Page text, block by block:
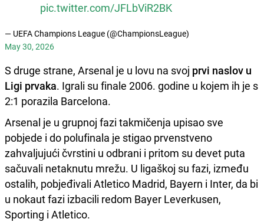
pic.twitter.com/JFLbViR2BK
— UEFA Champions League (@ChampionsLeague)
May 30, 2026
S druge strane, Arsenal je u lovu na svoj prvi naslov u
Ligi prvaka. Igrali su finale 2006. godine u kojem ih je s
2:1 porazila Barcelona.
Arsenal je u grupnoj fazi takmičenja upisao sve
pobjede i do polufinala je stigao prvenstveno
zahvaljujući čvrstini u odbrani i pritom su devet puta
sačuvali netaknutu mrežu. U ligaškoj su fazi, između
ostalih, pobjeđivali Atletico Madrid, Bayern i Inter, da bi
u nokaut fazi izbacili redom Bayer Leverkusen,
Sporting i Atletico.